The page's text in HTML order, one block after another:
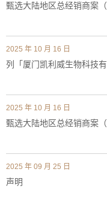
甄选大陆地区总经销商案（
2025 年 10 月 16 日
列「厦门凯利威生物科技
2025 年 10 月 16 日
甄选大陆地区总经销商案
2025 年 09 月 25 日
声明